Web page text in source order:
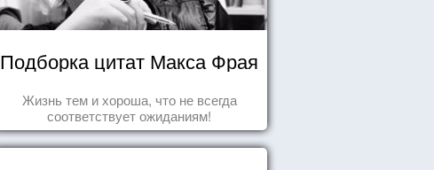
Подборка цитат Макса Фрая
Жизнь тем и хороша, что не всегда
соответствует ожиданиям!